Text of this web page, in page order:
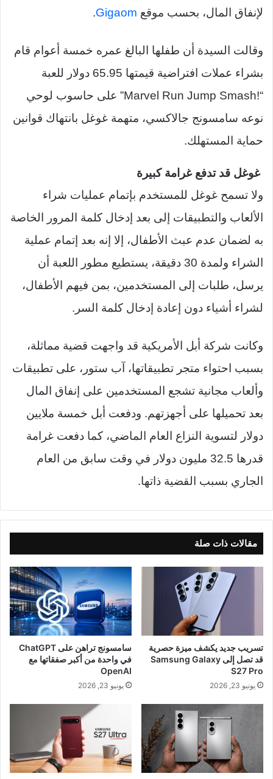
لإنفاق المال، بحسب موقع
.Gigaom
وقالت السيدة أن طفلها البالغ عمره خمسة أعوام قام
بشراء عملات افتراضية قيمتها 65.95 دولار للعبة
“
Marvel Run Jump Smash!” على حاسوب لوحي
نوعه سامسونج جالاكسي، متهمة غوغل بانتهاك قوانين
حماية المستهلك.
غوغل قد تدفع غرامة كبيرة
ولا تسمح غوغل للمستخدم بإتمام عمليات شراء
الألعاب والتطبيقات إلى بعد إدخال كلمة المرور الخاصة
به لضمان عدم عبث الأطفال، إلا إنه بعد إتمام عملية
الشراء ولمدة 30 دقيقة، يستطيع مطور اللعبة أن
يرسل، طلبات إلى المستخدمين، بمن فيهم الأطفال،
لشراء أشياء دون إعادة إدخال كلمة السر.
وكانت شركة أبل الأمريكية قد واجهت قضية مماثلة،
بسبب احتواء متجر تطبيقاتها، آب ستور، على تطبيقات
وألعاب مجانية تشجع المستخدمين على إنفاق المال
بعد تحميلها على أجهزتهم. ودفعت أبل خمسة ملايين
دولار لتسوية النزاع العام الماضي، كما دفعت غرامة
قدرها 32.5 مليون دولار في وقت سابق من العام
الجاري بسبب القضية ذاتها.
مقالات ذات صلة
تسريب جديد يكشف ميزة حصرية
قد تصل إلى Samsung Galaxy
S27 Pro
يونيو 23, 2026
سامسونج تراهن على ChatGPT
في واحدة من أكبر صفقاتها مع
OpenAI
يونيو 23, 2026